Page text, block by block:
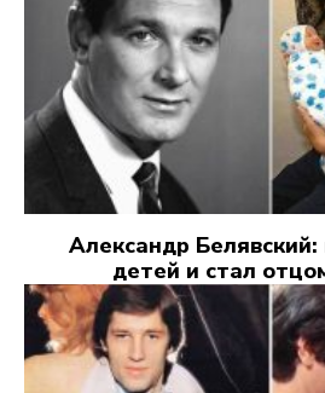
Александр
детей и стал